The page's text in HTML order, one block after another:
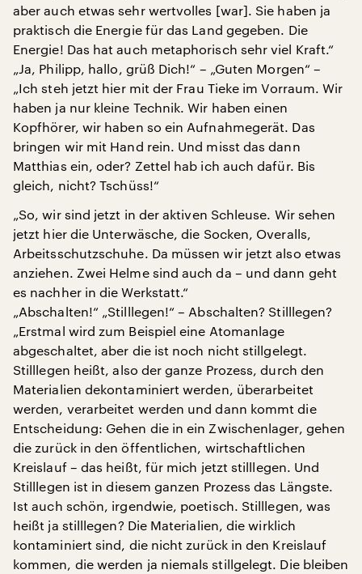
aber auch etwas sehr wertvolles [war]. Sie haben ja
praktisch die Energie für das Land gegeben. Die
Energie! Das hat auch metaphorisch sehr viel Kraft.“
„Ja, Philipp, hallo, grüß Dich!“ – „Guten Morgen“ –
„Ich steh jetzt hier mit der Frau Tieke im Vorraum. Wir
haben ja nur kleine Technik. Wir haben einen
Kopfhörer, wir haben so ein Aufnahmegerät. Das
bringen wir mit Hand rein. Und misst das dann
Matthias ein, oder? Zettel hab ich auch dafür. Bis
gleich, nicht? Tschüss!“
„So, wir sind jetzt in der aktiven Schleuse. Wir sehen
jetzt hier die Unterwäsche, die Socken, Overalls,
Arbeitsschutzschuhe. Da müssen wir jetzt also etwas
anziehen. Zwei Helme sind auch da – und dann geht
es nachher in die Werkstatt.“
„Abschalten!“ „Stilllegen!“ – Abschalten? Stilllegen?
„Erstmal wird zum Beispiel eine Atomanlage
abgeschaltet, aber die ist noch nicht stillgelegt.
Stilllegen heißt, also der ganze Prozess, durch den
Materialien dekontaminiert werden, überarbeitet
werden, verarbeitet werden und dann kommt die
Entscheidung: Gehen die in ein Zwischenlager, gehen
die zurück in den öffentlichen, wirtschaftlichen
Kreislauf – das heißt, für mich jetzt stilllegen. Und
Stilllegen ist in diesem ganzen Prozess das Längste.
Ist auch schön, irgendwie, poetisch. Stilllegen, was
heißt ja stilllegen? Die Materialien, die wirklich
kontaminiert sind, die nicht zurück in den Kreislauf
kommen, die werden ja niemals stillgelegt. Die bleiben